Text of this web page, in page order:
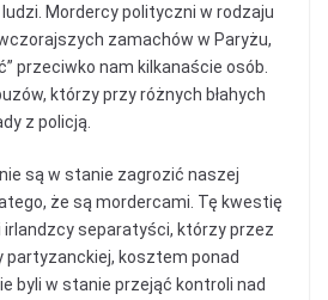
Mordercy polityczni w rodzaju
zamachów w Paryżu,
przeciwko nam kilkanaście osób.
którzy przy różnych błahych
z policją.
są w stanie zagrozić naszej
że są mordercami. Tę kwestię
irlandzcy separatyści, którzy przez
partyzanckiej, kosztem ponad
byli w stanie przejąć kontroli nad